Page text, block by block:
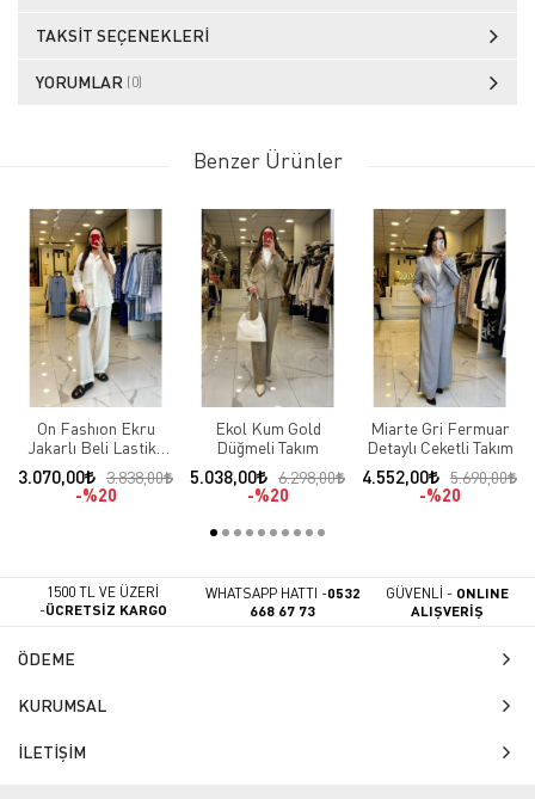
TAKSIT SEÇENEKLERI
YORUMLAR (0)
Benzer Ürünler
On Fashıon Ekru
Jakarlı Beli Lastikli
Takım
3.070,00
3.838,00
%20
Ekol Kum Gold
Düğmeli Takım
5.038,00
6.298,00
%20
Miarte Gri Fermuar
Detaylı Ceketli Takım
4.552,00
5.690,00
%20
1500 TL VE ÜZERİ
-ÜCRETSİZ KARGO
WHATSAPP HATTI -0532
668 67 73
GÜVENLİ - ONLINE
ALIŞVERİŞ
ÖDEME
KURUMSAL
İLETİŞİM